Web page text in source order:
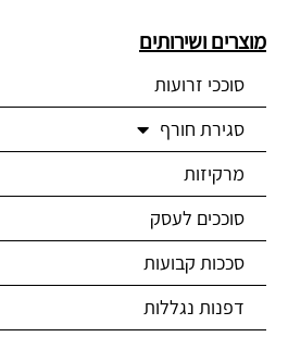
מוצרים ושירותים
סוככי זרועות
סגירת חורף
מרקיזות
סוככים לעסק
סככות קבועות
דפנות נגללות